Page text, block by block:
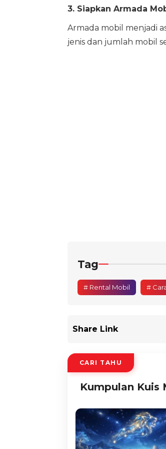
3. Siapkan Armada
Armada mobil menjadi
jenis dan jumlah mobil
Tag
# Rental Mobil #
Share Link
CARI TAHU
Kumpulan Kuis